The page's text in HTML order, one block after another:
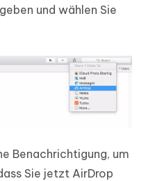
und wählen Sie
Benachrichtigung, um
Sie jetzt AirDrop